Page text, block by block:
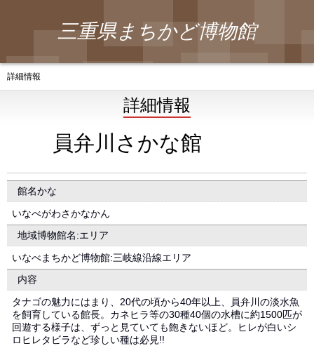
三重県まちかど博物館
詳細情報
詳細情報
員弁川さかな館
館名かな
いなべがわさかなかん
地域博物館名:エリア
いなべまちかど博物館:三岐線沿線エリア
内容
タナゴの魅力にはまり、20代の頃から40年以上、員弁川の淡水魚
を飼育している館長。カネヒラ等の30種40個の水槽に約1500匹が
回遊する様子は、ずっと見ていても飽きないほど。ヒレが白いシ
ロヒレタビラなど珍しい種は必見!!